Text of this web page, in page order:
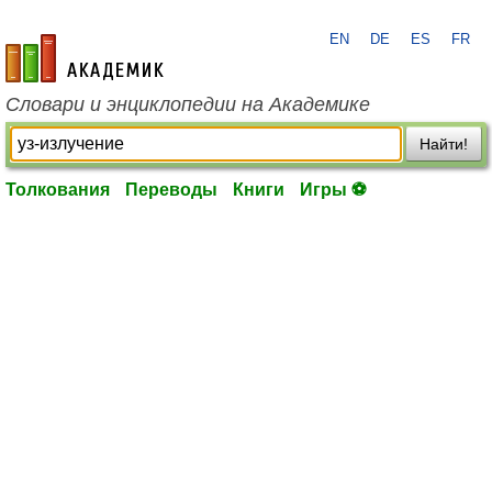
academic.ru
EN DE ES FR
Словари и энциклопедии на Академике
Найти!
Толкования Переводы Книги Игры ⚽